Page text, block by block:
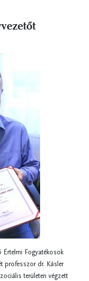
Értelmi Fogyatékosok
professzor dr. Kásler
területen végzett